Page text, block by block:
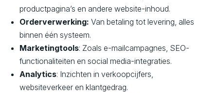
productpagina’s en andere website-inhoud.
Orderverwerking: Van betaling tot levering, alles
binnen één systeem.
Marketingtools: Zoals e-mailcampagnes, SEO-
functionaliteiten en social media-integraties.
Analytics: Inzichten in verkoopcijfers,
websiteverkeer en klantgedrag.